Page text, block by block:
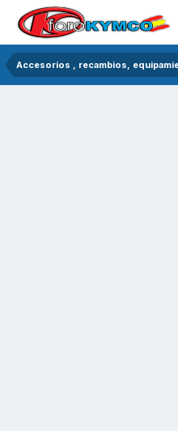
Accesorios , recambios,